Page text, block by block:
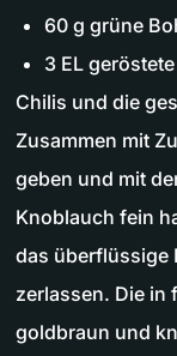
60 g grüne
3 EL
Chilis und die
Zusammen mit
geben und mit
Knoblauch fein
das überflüssige
zerlassen. Die in
goldbraun und